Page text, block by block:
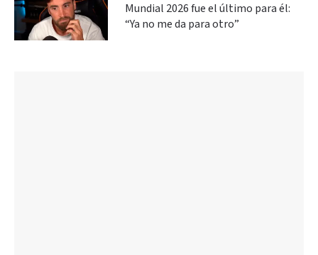
Mundial 2026 fue el último para él:
“Ya no me da para otro”